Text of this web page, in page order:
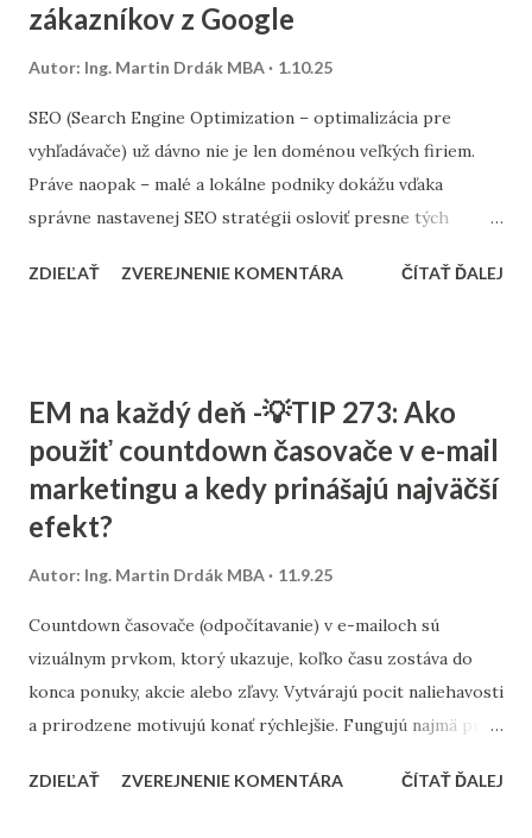
zákazníkov z Google
Autor: Ing. Martin Drdák MBA 1.10.25
SEO (Search Engine Optimization – optimalizácia pre
vyhľadávače) už dávno nie je len doménou veľkých firiem.
Práve naopak – malé a lokálne podniky dokážu vďaka
správne nastavenej SEO stratégii osloviť presne tých
ako nastaviť SEO tak, aby fungovalo aj pri menšom
osloviť zákazníkov z celého Slovenska alebo len z vášho
mesta? Výskum kľúčových slov – zistite, čo ľudia hľadajú.
Namiesto všeobecných výrazov typu „kaviareň“ skúste
„kaviareň Bratislava Staré Mesto“ alebo „zdravé obedy
firmy vo vašom segmente. ➡️ Viac sa tejto téme venujeme v
článku: „Ako nájsť správne kľúčové slová pre malé firmy“ 2.
On-page SEO (čo viete spraviť priamo na webe) Tu ide o
úpravu obsahu a technických prvko...
ZDIEĽAŤ ZVEREJNENIE KOMENTÁRA ČÍTAŤ ĎALEJ
EM na každý deň -💡TIP 273: Ako
použiť countdown časovače v e-mail
marketingu a kedy prinášajú najväčší
efekt?
Autor: Ing. Martin Drdák MBA 11.9.25
Countdown časovače (odpočítavanie) v e-mailoch sú
vizuálnym prvkom, ktorý ukazuje, koľko času zostáva do
konca ponuky, akcie alebo zľavy. Vytvárajú pocit naliehavosti
a prirodzene motivujú konať rýchlejšie. Fungujú najmä pri
doručení do Vianoc alebo posledných hodinách platnosti
ZDIEĽAŤ ZVEREJNENIE KOMENTÁRA ČÍTAŤ ĎALEJ